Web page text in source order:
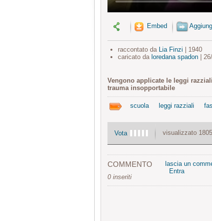
Embed
raccontato da Lia Finzi | 1940
caricato da loredana spadon|
Vengono applicate le leggi
trauma insopportabile
scuola leggi razziali
Vota visualizzato
COMMENTO
0 inseriti
lascia un
Entra